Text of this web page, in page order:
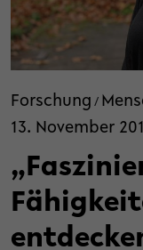
Forschung /
13. November